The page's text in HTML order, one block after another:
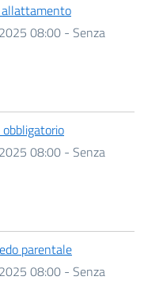
allattamento
08:00 - Senza
08:00 - Senza
parentale
08:00 - Senza